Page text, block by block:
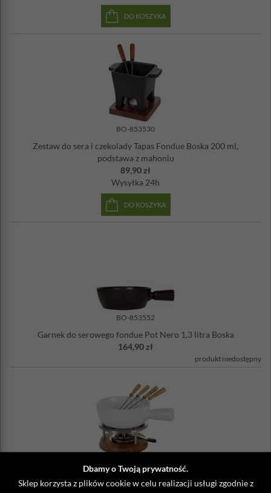
Dbamy o Twoją prywatność.
Sklep korzysta z plików cookie w celu realizacji usługi zgodnie z
Można używać w kuchence mikrofalowej
Naczynie można myć w zmywarce
Widelce i podstawę neleży myć tylko ręcznie
DO KOSZYKA
BO-853530
Zestaw do sera i czekolady Tapas Fondue Boska 200 ml,
podstawa z mahoniu
89,90 zł
Wysyłka 24h
DO KOSZYKA
BO-853552
Garnek do serowego fondue Pot Nero 1,3 litra Boska
164,90 zł
produkt niedostępny
Zestaw do fondue serowego Boska 1 Litr, dębowa podstawa,